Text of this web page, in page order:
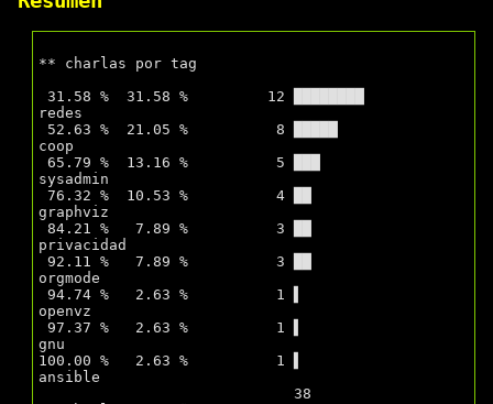
** charlas por tag
31.58 %  31.58 %         12 ████████
redes
coop
65.79 %  13.16 %          5 ███
sysadmin
76.32 %  10.53 %          4 ██
graphviz
84.21 %   7.89 %          3 ██
privacidad
92.11 %   7.89 %          3 ██
orgmode
94.74 %   2.63 %          1 ▌
openvz
97.37 %   2.63 %          1 ▌
gnu
100.00 %   2.63 %          1 ▌
ansible